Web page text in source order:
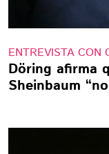
ENTREVISTA CON
Döring afirma
Sheinbaum